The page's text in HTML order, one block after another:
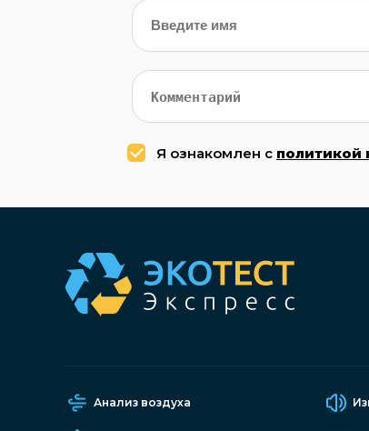
Я ознакомлен с политикой
Анализ воздуха